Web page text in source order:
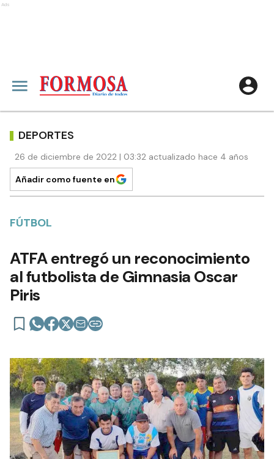
Ads
DEPORTES
26 de diciembre de 2022 | 03:32 actualizado hace 4 años
Añadir como fuente en
FÚTBOL
ATFA entregó un reconocimiento
al futbolista de Gimnasia Oscar
Piris